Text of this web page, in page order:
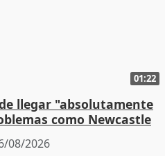
01:22
llegar "absolutamente
como Newcastle
08/2026